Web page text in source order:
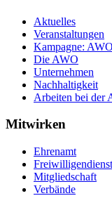
Aktuelles
Veranstaltungen
Kampagne:
Die AWO
Unternehmen
Nachhaltigkeit
Arbeiten bei der
Mitwirken
Ehrenamt
Mitgliedschaft
Verbände